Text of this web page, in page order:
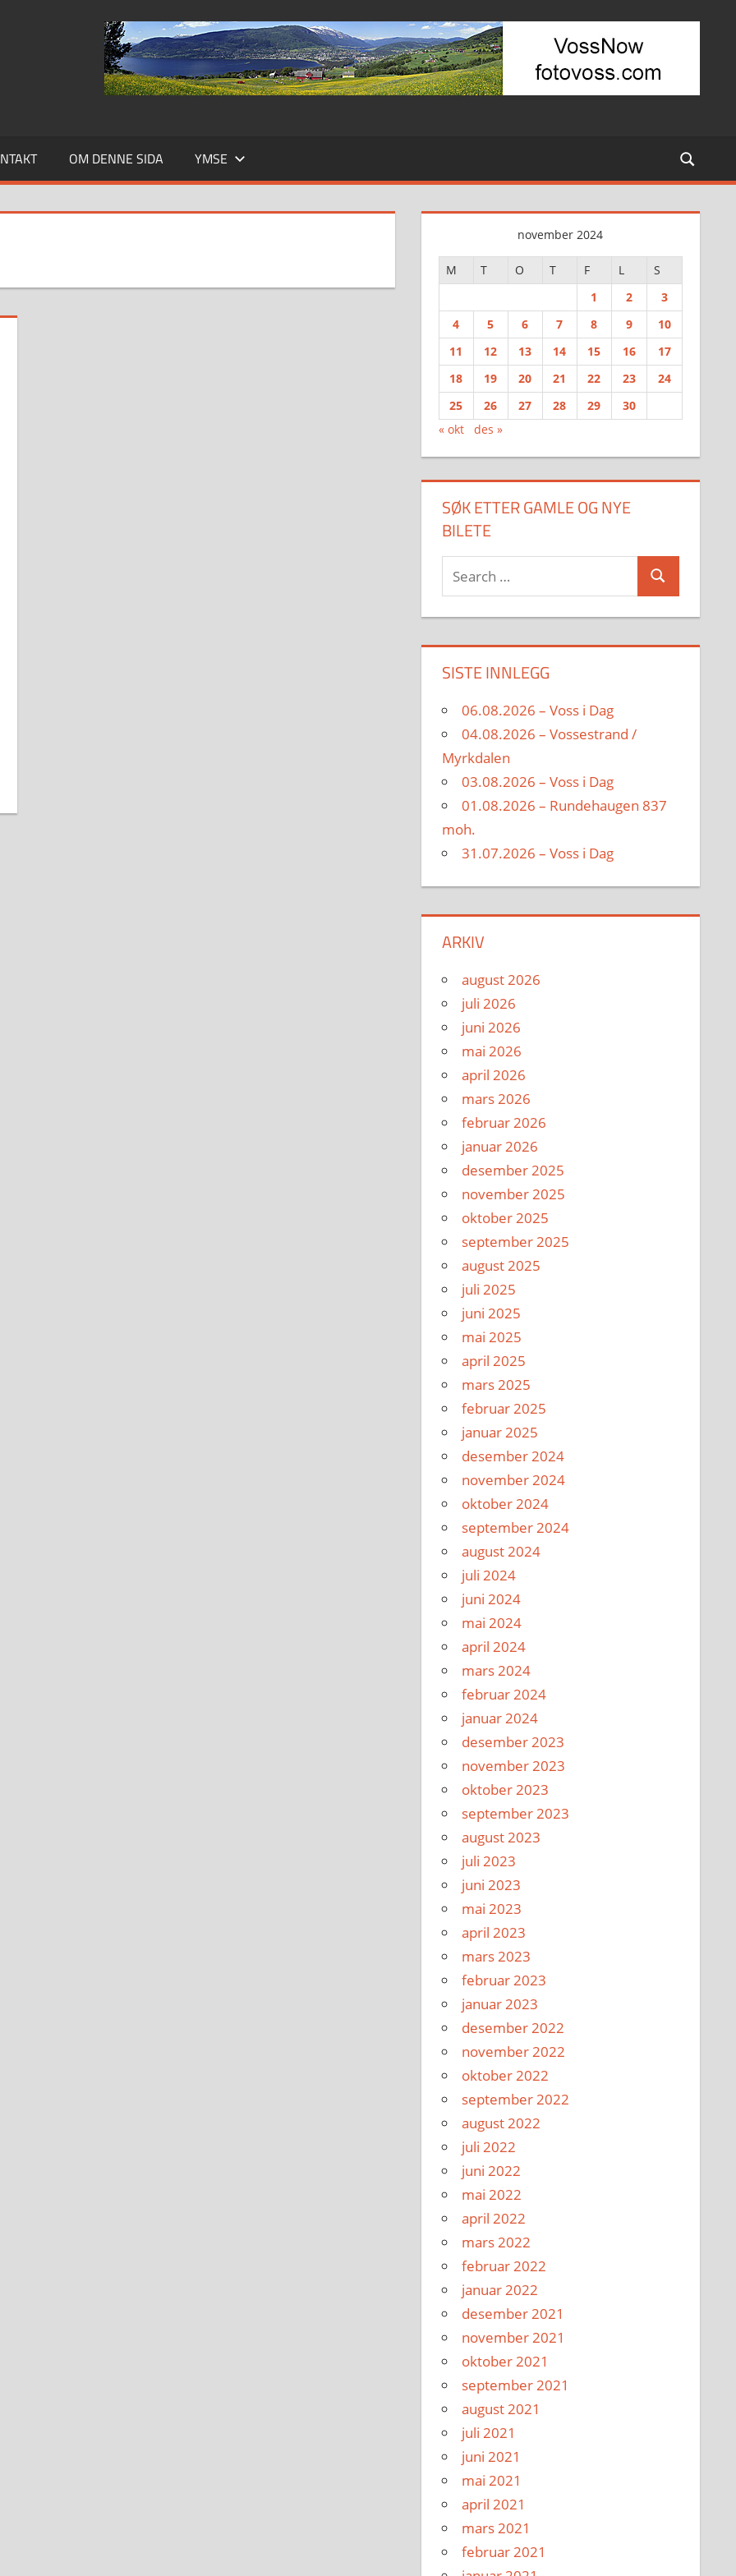
OM DENNE SIDA YMSE
november 2024
M T O T F L
S
1
2
3
4
5 6 7 8 9
10
11
12 13 14 15 16
17
18
19 20 21 22 23
24
25
26 27 28 29
30
« okt
des »
SØK ETTER GAMLE OG NYE
BILETE
Search
for:
Search
SISTE INNLEGG
06.08.2026 – Voss i Dag
04.08.2026 – Vossestrand /
Myrkdalen
03.08.2026 – Voss i Dag
01.08.2026 – Rundehaugen 837
moh.
31.07.2026 – Voss i Dag
ARKIV
august 2026
juli 2026
juni 2026
mai 2026
april 2026
mars 2026
februar 2026
januar 2026
desember 2025
november 2025
oktober 2025
september 2025
august 2025
juli 2025
juni 2025
mai 2025
april 2025
mars 2025
februar 2025
januar 2025
desember 2024
november 2024
oktober 2024
september 2024
august 2024
juli 2024
juni 2024
mai 2024
april 2024
mars 2024
februar 2024
januar 2024
desember 2023
november 2023
oktober 2023
september 2023
august 2023
juli 2023
juni 2023
mai 2023
april 2023
mars 2023
februar 2023
januar 2023
desember 2022
november 2022
oktober 2022
september 2022
august 2022
juli 2022
juni 2022
mai 2022
april 2022
mars 2022
februar 2022
januar 2022
desember 2021
november 2021
oktober 2021
september 2021
august 2021
juli 2021
juni 2021
mai 2021
april 2021
mars 2021
februar 2021